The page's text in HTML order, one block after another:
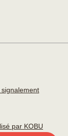
par KOBU